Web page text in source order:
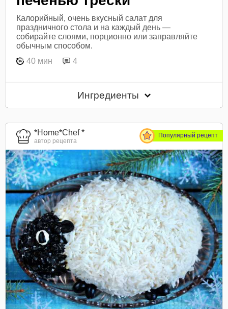
Калорийный, очень вкусный салат для
праздничного стола и на каждый день —
собирайте слоями, порционно или заправляйте
обычным способом.
40 мин
4
Ингредиенты
*Home*Chef *
автор рецепта
Популярный рецепт